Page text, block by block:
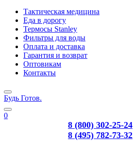
Тактическая медицина
Еда в дорогу
Термосы Stanley
Фильтры для воды
Оплата и доставка
Гарантия и возврат
Оптовикам
Контакты
Будь Готов.
0
8 (800) 302-25-24
8 (495) 782-73-32